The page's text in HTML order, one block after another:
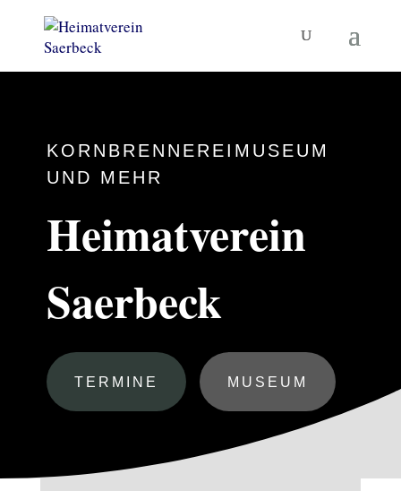
KORNBRENNEREIMUSEUM
UND MEHR
Heimatverein
Saerbeck
TERMINE MUSEUM